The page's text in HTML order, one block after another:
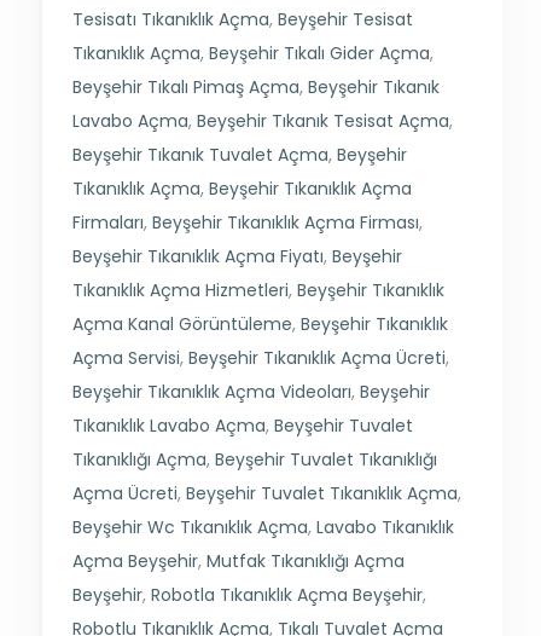
Tesisatı Tıkanıklık Açma, Beyşehir Tesisat
Tıkanıklık Açma, Beyşehir Tıkalı Gider Açma,
Beyşehir Tıkalı Pimaş Açma, Beyşehir Tıkanık
Lavabo Açma, Beyşehir Tıkanık Tesisat Açma,
Beyşehir Tıkanık Tuvalet Açma, Beyşehir
Tıkanıklık Açma, Beyşehir Tıkanıklık Açma
Firmaları, Beyşehir Tıkanıklık Açma Firması,
Beyşehir Tıkanıklık Açma Fiyatı, Beyşehir
Tıkanıklık Açma Hizmetleri, Beyşehir Tıkanıklık
Açma Kanal Görüntüleme, Beyşehir Tıkanıklık
Açma Servisi, Beyşehir Tıkanıklık Açma Ücreti,
Beyşehir Tıkanıklık Açma Videoları, Beyşehir
Tıkanıklık Lavabo Açma, Beyşehir Tuvalet
Tıkanıklığı Açma, Beyşehir Tuvalet Tıkanıklığı
Açma Ücreti, Beyşehir Tuvalet Tıkanıklık Açma,
Beyşehir Wc Tıkanıklık Açma, Lavabo Tıkanıklık
Açma Beyşehir, Mutfak Tıkanıklığı Açma
Beyşehir, Robotla Tıkanıklık Açma Beyşehir,
Robotlu Tıkanıklık Açma, Tıkalı Tuvalet Açma